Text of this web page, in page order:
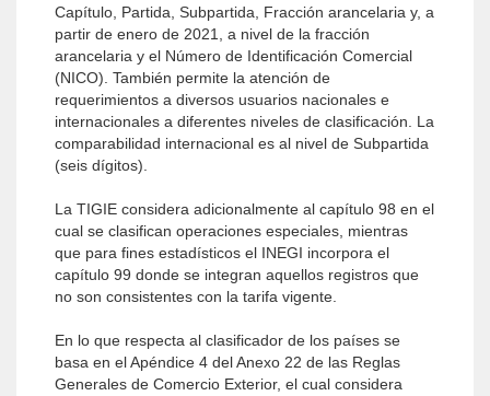
Capítulo, Partida, Subpartida, Fracción arancelaria y, a
partir de enero de 2021, a nivel de la fracción
arancelaria y el Número de Identificación Comercial
(NICO). También permite la atención de
requerimientos a diversos usuarios nacionales e
internacionales a diferentes niveles de clasificación. La
comparabilidad internacional es al nivel de Subpartida
(seis dígitos).
La TIGIE considera adicionalmente al capítulo 98 en el
cual se clasifican operaciones especiales, mientras
que para fines estadísticos el INEGI incorpora el
capítulo 99 donde se integran aquellos registros que
no son consistentes con la tarifa vigente.
En lo que respecta al clasificador de los países se
basa en el Apéndice 4 del Anexo 22 de las Reglas
Generales de Comercio Exterior, el cual considera